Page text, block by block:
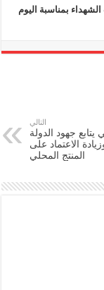
ويقوم بتكريم 6 من أمهات الشهداء بمناسبة اليوم
التالي
جهود الدولة
الاعتماد على
المنتج المحلي